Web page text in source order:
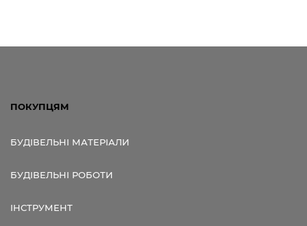
ПОКУПЦЯМ
БУДІВЕЛЬНІ МАТЕРІАЛИ
БУДІВЕЛЬНІ РОБОТИ
ІНСТРУМЕНТ